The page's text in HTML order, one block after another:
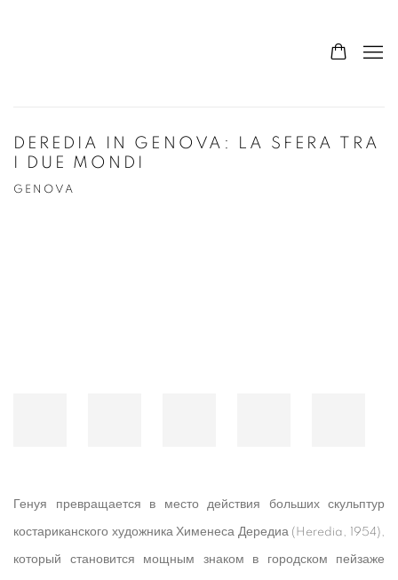
DEREDIA IN GENOVA: LA SFERA TRA
I DUE MONDI
GENOVA
Генуя превращается в место действия больших скульптур
костариканского художника Хименеса Дередиа (Heredia, 1954),
который становится мощным знаком в городском пейзаже